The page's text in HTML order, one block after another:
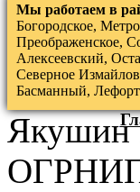
Мы работаем в
Богородское,
Преображенское,
Алексеевский,
Северное
Басманный,
Якушин